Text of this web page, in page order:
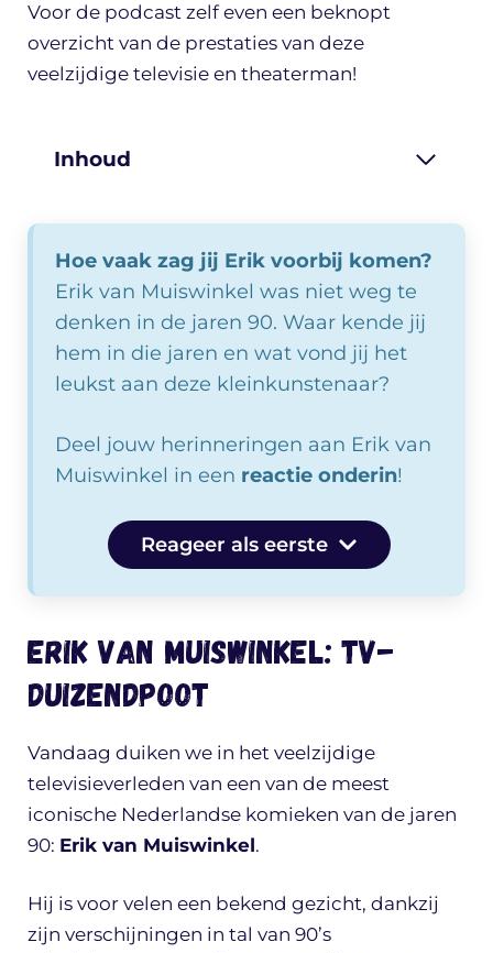
Voor de podcast zelf even een beknopt
overzicht van de prestaties van deze
veelzijdige televisie en theaterman!
Inhoud
Hoe vaak zag jij Erik voorbij komen?
Erik van Muiswinkel was niet weg te
denken in de jaren 90. Waar kende jij
hem in die jaren en wat vond jij het
leukst aan deze kleinkunstenaar?
Deel jouw herinneringen aan Erik van
Muiswinkel in een reactie onderin!
Reageer als eerste
Erik van Muiswinkel: TV-
duizendpoot
Vandaag duiken we in het veelzijdige
televisieverleden van een van de meest
iconische Nederlandse komieken van de jaren
90: Erik van Muiswinkel.
Hij is voor velen een bekend gezicht, dankzij
zijn verschijningen in tal van 90’s